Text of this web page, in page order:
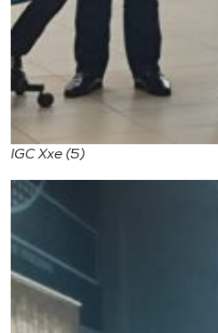
IGC Xxe (5)